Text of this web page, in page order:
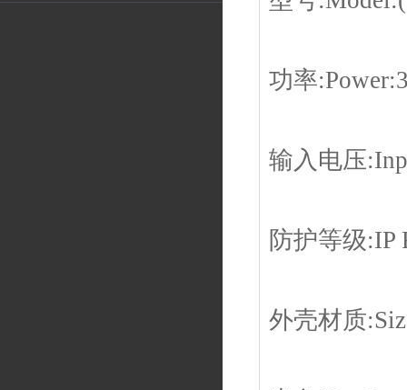
功率
输入电压
防护等级:IP
外壳材质